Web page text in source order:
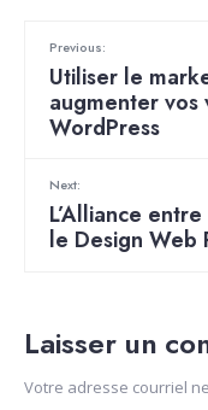
Previous:
Utiliser le
augmenter vos
WordPress
Next:
L’Alliance
le Design Web
Laisser un
Votre adresse courriel